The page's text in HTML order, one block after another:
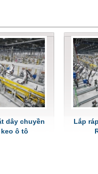
dây chuyền
ô tô
Lắp